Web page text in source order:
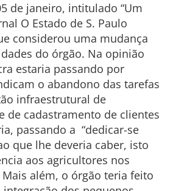
de janeiro, intitulado “Um
O Estado de S. Paulo
considerou uma mudança
do órgão. Na opinião
estaria passando por
o abandono das tarefas
infraestrutural de
de cadastramento de clientes
passando a “dedicar-se
que lhe deveria caber, isto
aos agricultores nos
Mais além, o órgão teria feito